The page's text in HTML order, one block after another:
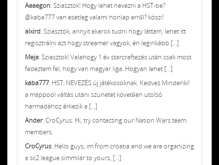
Aeaegon: Sziasztok! Hogy lehet nevezni a HST-be?
@kaba777 van esetleg valami honlap erről? köszi!
alxird: Sziasztok, annyit akarok tudni hogy láttam, lehet itt
regisztrálni azt hogy streamer vagyok, én leginkább [...]
Meja: Sziasztok! Valahogy 1 év starcraftezés után csak most
fedeztem fel, hogy van magyar liga. Hogyan lehet [...]
kaba777: HST: NEVEZÉS új játékosoknak. Kedves Mindenki!
a mappool váltás utáni szünetet követően utolsó
harmadához érkezik a [...]
Ander: CroCyrus: Hi, try contacting our Nation Wars team
members.
CroCyrus: Hello guys, im from croatia and we are organizing
a sc2 league simmilar to yours, [...]